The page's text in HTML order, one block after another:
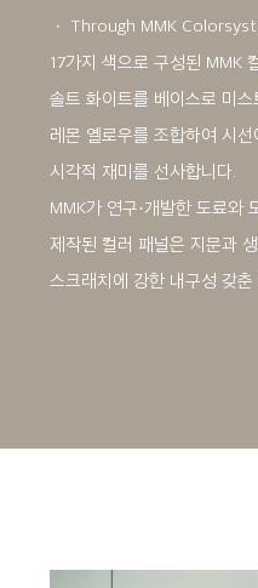
ㆍ Through MMK
17가지 색으로 구성된 MMK
솔트 화이트를 베이스로 미스
레몬 옐로우를 조합하여 시
시각적 재미를 선사합니다.
MMK가 연구·개발한 도료와
제작된 컬러 패널은 지문과
스크래치에 강한 내구성 갖